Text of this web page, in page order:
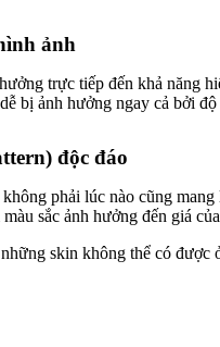
ảnh
trực tiếp đến khả năng
bị ảnh hưởng ngay cả bởi
độc đáo
phải lúc nào cũng
sắc ảnh hưởng đến giá
skin không thể có được